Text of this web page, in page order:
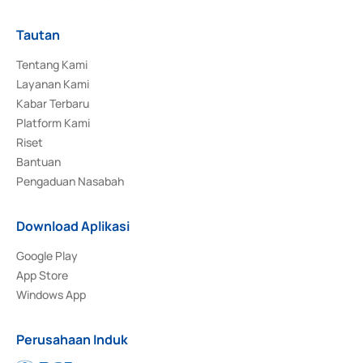
Tautan
Tentang Kami
Layanan Kami
Kabar Terbaru
Platform Kami
Riset
Bantuan
Pengaduan Nasabah
Download Aplikasi
Google Play
App Store
Windows App
Perusahaan Induk